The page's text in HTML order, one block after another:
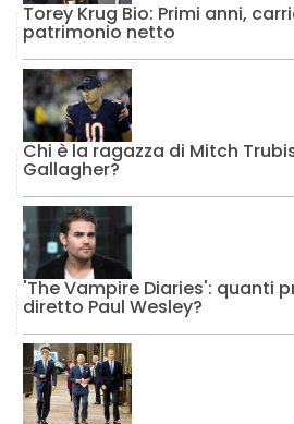
Torey Krug Bio: Primi anni,
patrimonio netto
Chi è la ragazza di Mitch
Gallagher?
'The Vampire Diaries': quanti
diretto Paul Wesley?